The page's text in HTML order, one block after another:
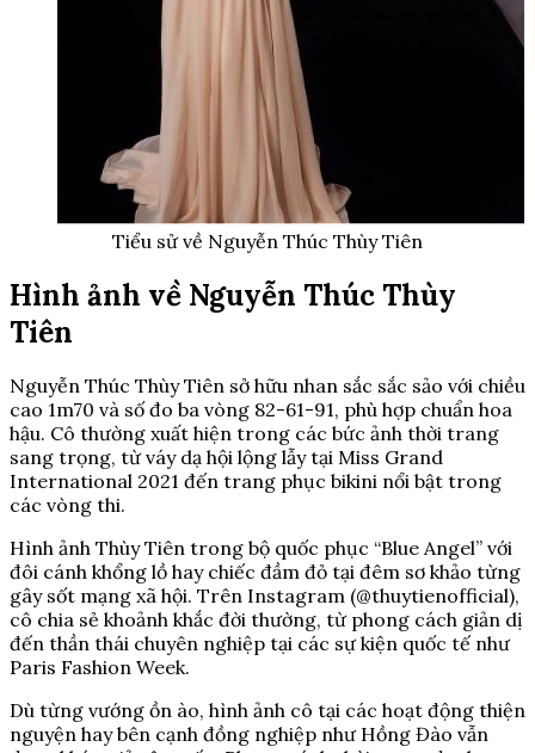
Tiểu sử về Nguyễn Thúc Thùy Tiên
Hình ảnh về Nguyễn Thúc Thùy
Tiên
Nguyễn Thúc Thùy Tiên sở hữu nhan sắc sắc sảo với chiều
cao 1m70 và số đo ba vòng 82-61-91, phù hợp chuẩn hoa
hậu. Cô thường xuất hiện trong các bức ảnh thời trang
sang trọng, từ váy dạ hội lộng lẫy tại Miss Grand
International 2021 đến trang phục bikini nổi bật trong
các vòng thi.
Hình ảnh Thùy Tiên trong bộ quốc phục “Blue Angel” với
đôi cánh khổng lồ hay chiếc đầm đỏ tại đêm sơ khảo từng
gây sốt mạng xã hội. Trên Instagram (@thuytienofficial),
cô chia sẻ khoảnh khắc đời thường, từ phong cách giản dị
đến thần thái chuyên nghiệp tại các sự kiện quốc tế như
Paris Fashion Week.
Dù từng vướng ồn ào, hình ảnh cô tại các hoạt động thiện
nguyện hay bên cạnh đồng nghiệp như Hồng Đào vẫn